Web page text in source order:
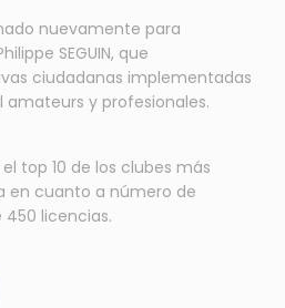
nuevamente para
SEGUIN, que
ciudadanas implementadas
y profesionales.
top 10 de los clubes más
en cuanto a número de
licencias.